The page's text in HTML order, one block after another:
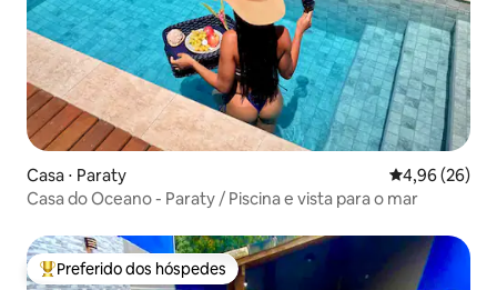
Casa ⋅ Paraty 4,96 de uma
4,96 (26)
Casa do Oceano - Paraty / Piscina e vista para o mar
Entre os melhores preferidos dos hóspedes
Preferido dos hóspedes